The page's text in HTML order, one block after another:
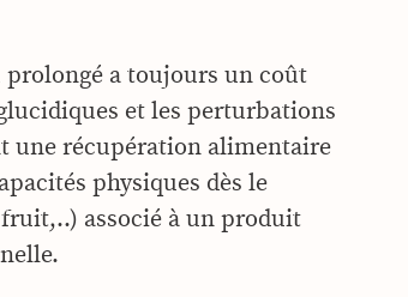
a toujours un coût
et les perturbations
une récupération alimentaire
physiques dès le
associé à un produit